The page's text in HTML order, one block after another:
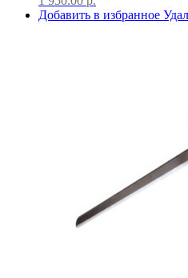
Добавить в избранное